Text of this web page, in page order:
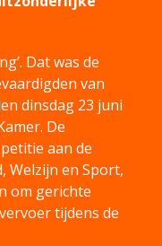
Dat was de
van
dinsdag 23 juni
De
aan de
Welzijn en Sport,
om gerichte
tijdens de